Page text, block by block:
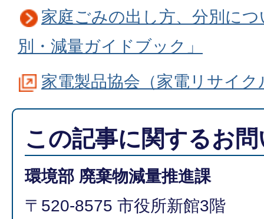
家庭ごみの出し方、分別に
別・減量ガイドブック」
家電製品協会（家電リサイ
この記事に関するお
環境部 廃棄物減量推進課
〒520-8575 市役所新館3階